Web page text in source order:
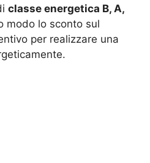
classe energetica B, A,
modo lo sconto sul
per realizzare una